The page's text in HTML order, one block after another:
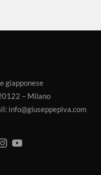
giapponese
– Milano
info@giuseppepiva.com